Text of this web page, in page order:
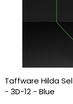
Taffware Hilda
- 3D-12 - Blue